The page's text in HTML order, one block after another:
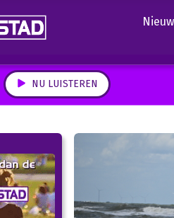
NU LUISTEREN